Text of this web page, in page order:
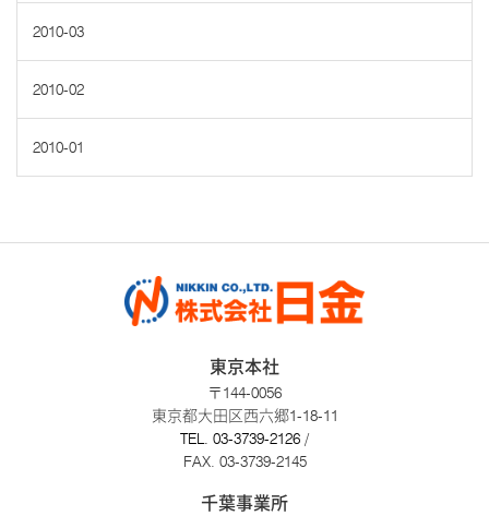
2010-03
2010-02
2010-01
東京本社
〒144-0056
東京都大田区西六郷1-18-11
TEL. 03-3739-2126 /
FAX. 03-3739-2145
千葉事業所